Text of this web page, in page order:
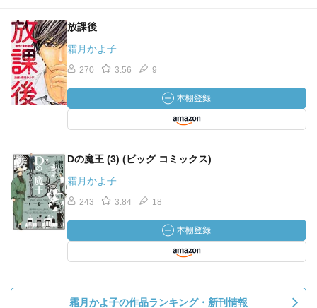
放課後
霜月かよ子
270 3.56 9
Dの魔王 (3) (ビッグ コミックス)
霜月かよ子
243 3.84 18
霜月かよ子の作品ランキング・新刊情報